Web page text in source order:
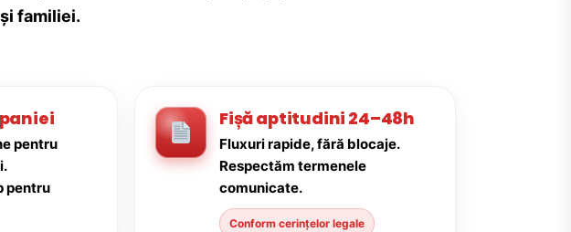
familiei.
pentru
pentru
Fișă aptitudini 24–48h
Fluxuri rapide, fără blocaje.
Respectăm termenele
comunicate.
Conform cerințelor legale